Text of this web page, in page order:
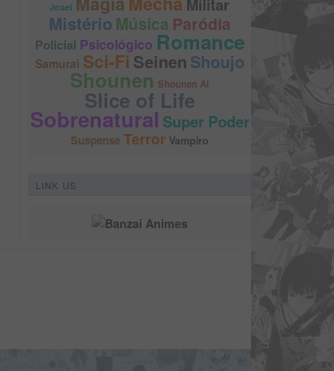
Josei Militar
Mistério Música Paródia
Policial Psicológico Romance
Samurai Sci-Fi Seinen Shoujo
Shounen Shounen Ai
Slice of Life
Sobrenatural Super Poder
Suspense Terror Vampiro
LINK US